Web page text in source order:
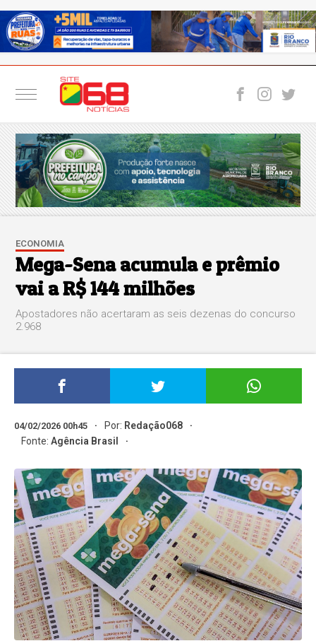
ECONOMIA
Mega-Sena acumula e prêmio
vai a R$ 144 milhões
Apostadores não acertaram as seis dezenas do concurso
2.968
04/02/2026 00h45 Por: Redação068
Fonte:Agência Brasil